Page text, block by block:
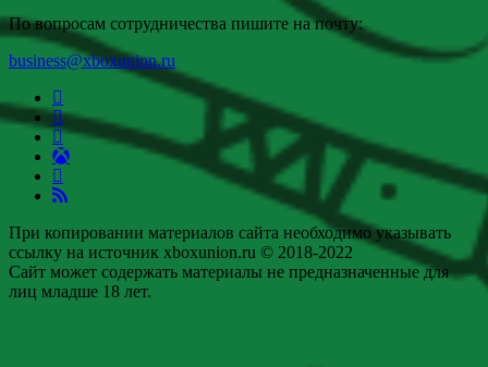
По вопросам сотрудничества пишите на почту:
business@xboxunion.ru
При копировании материалов сайта необходимо указывать
ссылку на источник xboxunion.ru © 2018-2022
Сайт может содержать материалы не предназначенные для
лиц младше 18 лет.